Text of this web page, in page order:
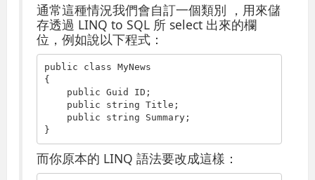
通常這種情況我們會自訂一個類別 ，用來儲
存透過 LINQ to SQL 所 select 出來的欄
位，例如說以下程式：
public class MyNews
{
public Guid ID;
public
string Title;
public
string Summary;
}
而你原本的 LINQ 語法要改成這樣：